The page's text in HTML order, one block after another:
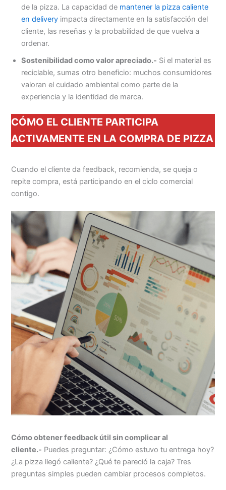
de la pizza. La capacidad de mantener la pizza caliente
en delivery impacta directamente en la satisfacción del
cliente, las reseñas y la probabilidad de que vuelva a
ordenar.
Sostenibilidad como valor apreciado.- Si el material es
reciclable, sumas otro beneficio: muchos consumidores
valoran el cuidado ambiental como parte de la
experiencia y la identidad de marca.
CÓMO EL CLIENTE PARTICIPA
ACTIVAMENTE EN LA COMPRA DE PIZZA
Cuando el cliente da feedback, recomienda, se queja o
repite compra, está participando en el ciclo comercial
contigo.
Cómo obtener feedback útil sin complicar al
cliente.- Puedes preguntar: ¿Cómo estuvo tu entrega hoy?
¿La pizza llegó caliente? ¿Qué te pareció la caja? Tres
preguntas simples pueden cambiar procesos completos.